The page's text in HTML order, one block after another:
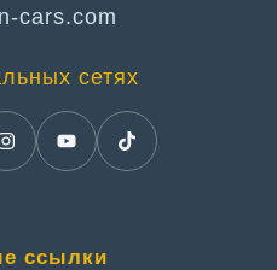
cars.com
сетях
ссылки